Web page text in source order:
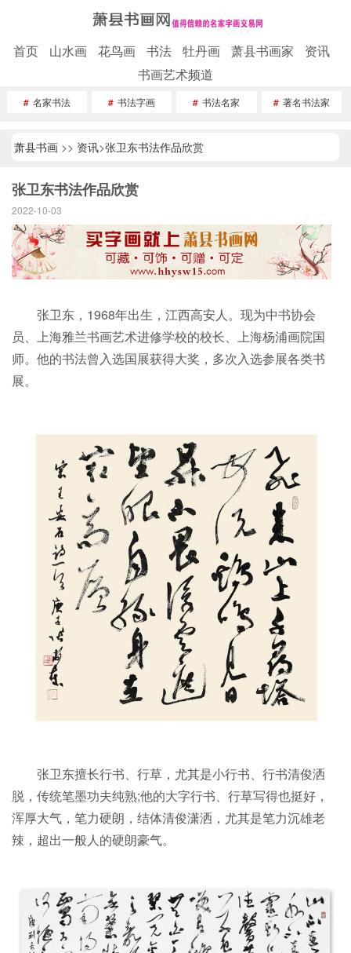
首页 山水画 花鸟画 书法 牡丹画 萧县书画家
资讯
书画艺术频道
# 名家书法 # 书法字画 # 书法名家 # 著名书法家
萧县书画>> 资讯>张卫东书法作品欣赏
张卫东书法作品欣赏
2022-10-03
张卫东，1968年出生，江西高安人。现为中书协会
员、上海雅兰书画艺术进修学校的校长、上海杨浦画院国
师。他的书法曾入选国展获得大奖，多次入选参展各类书
展。
张卫东擅长行书、行草，尤其是小行书、行书清俊洒
脱，传统笔墨功夫纯熟;他的大字行书、行草写得也挺好，
浑厚大气，笔力硬朗，结体清俊潇洒，尤其是笔力沉雄老
辣，超出一般人的硬朗豪气。